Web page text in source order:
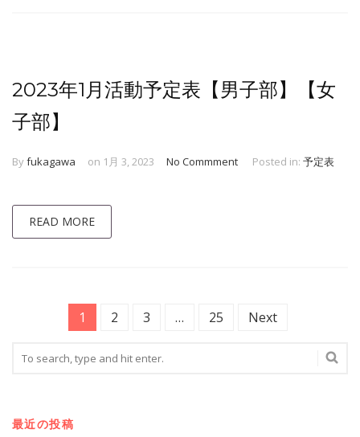
2023年1月活動予定表【男子部】【女
子部】
Byfukagawa on 1月 3, 2023 No Commment Posted in: 予定表
READ MORE
1 2 3 … 25 Next
最近の投稿